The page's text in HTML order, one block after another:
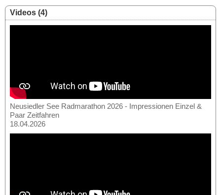
Videos (4)
Neusiedler See Radmarathon 2026 - Impressionen Einzel &
Paar Zeitfahren
18.04.2026